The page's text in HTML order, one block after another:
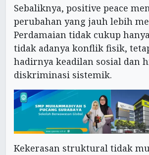
Sebaliknya, positive peace
perubahan yang jauh lebih
Perdamaian tidak cukup
tidak adanya konflik fisik,
hadirnya keadilan sosial dan
diskriminasi sistemik.
Kekerasan struktural tidak